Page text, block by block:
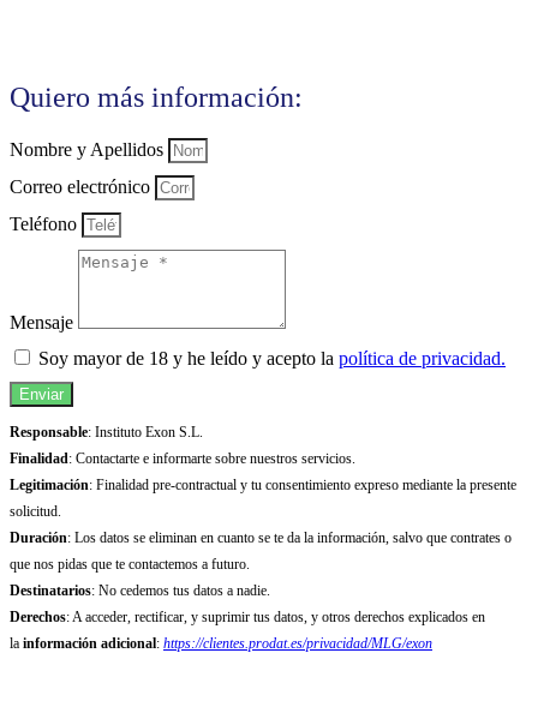
Quiero más información:
Nombre y Apellidos
Correo electrónico
Teléfono
Mensaje
Soy mayor de 18 y he leído y acepto la política de privacidad.
Enviar
Responsable: Instituto Exon S.L.
Finalidad: Contactarte e informarte sobre nuestros servicios.
Legitimación: Finalidad pre-contractual y tu consentimiento expreso mediante la presente
solicitud.
Duración: Los datos se eliminan en cuanto se te da la información, salvo que contrates o
que nos pidas que te contactemos a futuro.
Destinatarios: No cedemos tus datos a nadie.
Derechos: A acceder, rectificar, y suprimir tus datos, y otros derechos explicados en
la información adicional: https://clientes.prodat.es/privacidad/MLG/exon